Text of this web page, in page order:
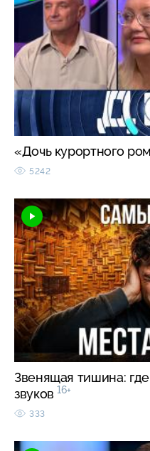
«Дочь курортного
5242
Звенящая тишина:
звуков 16+
333